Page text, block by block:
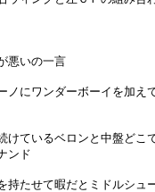
悪いの一言
ノにワンダーボーイを加
けているベロンと中盤ど
ンド
持たせて暇だとミドルシュ